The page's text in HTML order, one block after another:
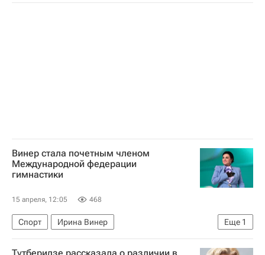
Россия
Спорт Авторы РИА Новости Спорт
Винер стала почетным членом
Международной федерации
гимнастики
15 апреля, 12:05 468
Еще 1
Спорт
Ирина Винер
Всероссийская федерация художественной гимнастики (ВФХГ)